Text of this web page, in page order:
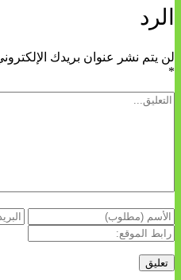
يتم نشر عنوان بريدك الإلكتروني.